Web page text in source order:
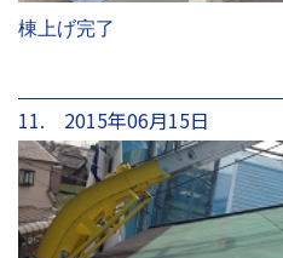
棟上げ完了
11. 2015年06月15日